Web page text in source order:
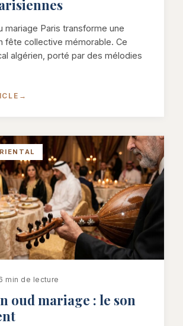
mariage Paris transforme une
fête collective mémorable. Ce
algérien, porté par des mélodies
→
min de lecture
oud mariage : le son